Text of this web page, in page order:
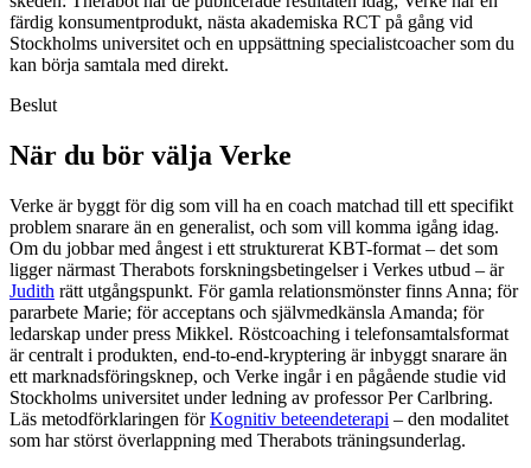
färdig konsumentprodukt, nästa akademiska RCT på gång vid
Stockholms universitet och en uppsättning specialistcoacher som du
kan börja samtala med direkt.
Beslut
När du bör välja Verke
Verke är byggt för dig som vill ha en coach matchad till ett specifikt
problem snarare än en generalist, och som vill komma igång idag.
Om du jobbar med ångest i ett strukturerat KBT-format – det som
ligger närmast Therabots forskningsbetingelser i Verkes utbud – är
Judith rätt utgångspunkt. För gamla relationsmönster finns Anna; för
pararbete Marie; för acceptans och självmedkänsla Amanda; för
ledarskap under press Mikkel. Röstcoaching i telefonsamtalsformat
är centralt i produkten, end-to-end-kryptering är inbyggt snarare än
ett marknadsföringsknep, och Verke ingår i en pågående studie vid
Stockholms universitet under ledning av professor Per Carlbring.
Läs metodförklaringen förKognitiv beteendeterapi – den modalitet
som har störst överlappning med Therabots träningsunderlag.